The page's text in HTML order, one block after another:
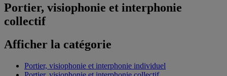
Portier, visiophonie et interphonie
collectif
Afficher la catégorie
Portier, visiophonie et interphonie individuel